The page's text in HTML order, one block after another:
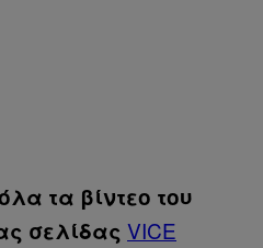
τα βίντεo του
σελίδας VICE